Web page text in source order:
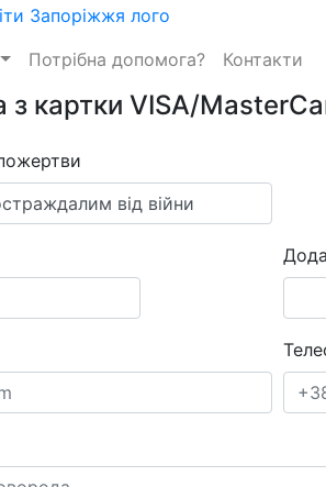
Потрібна допомога? Контакти
з картки VISA/